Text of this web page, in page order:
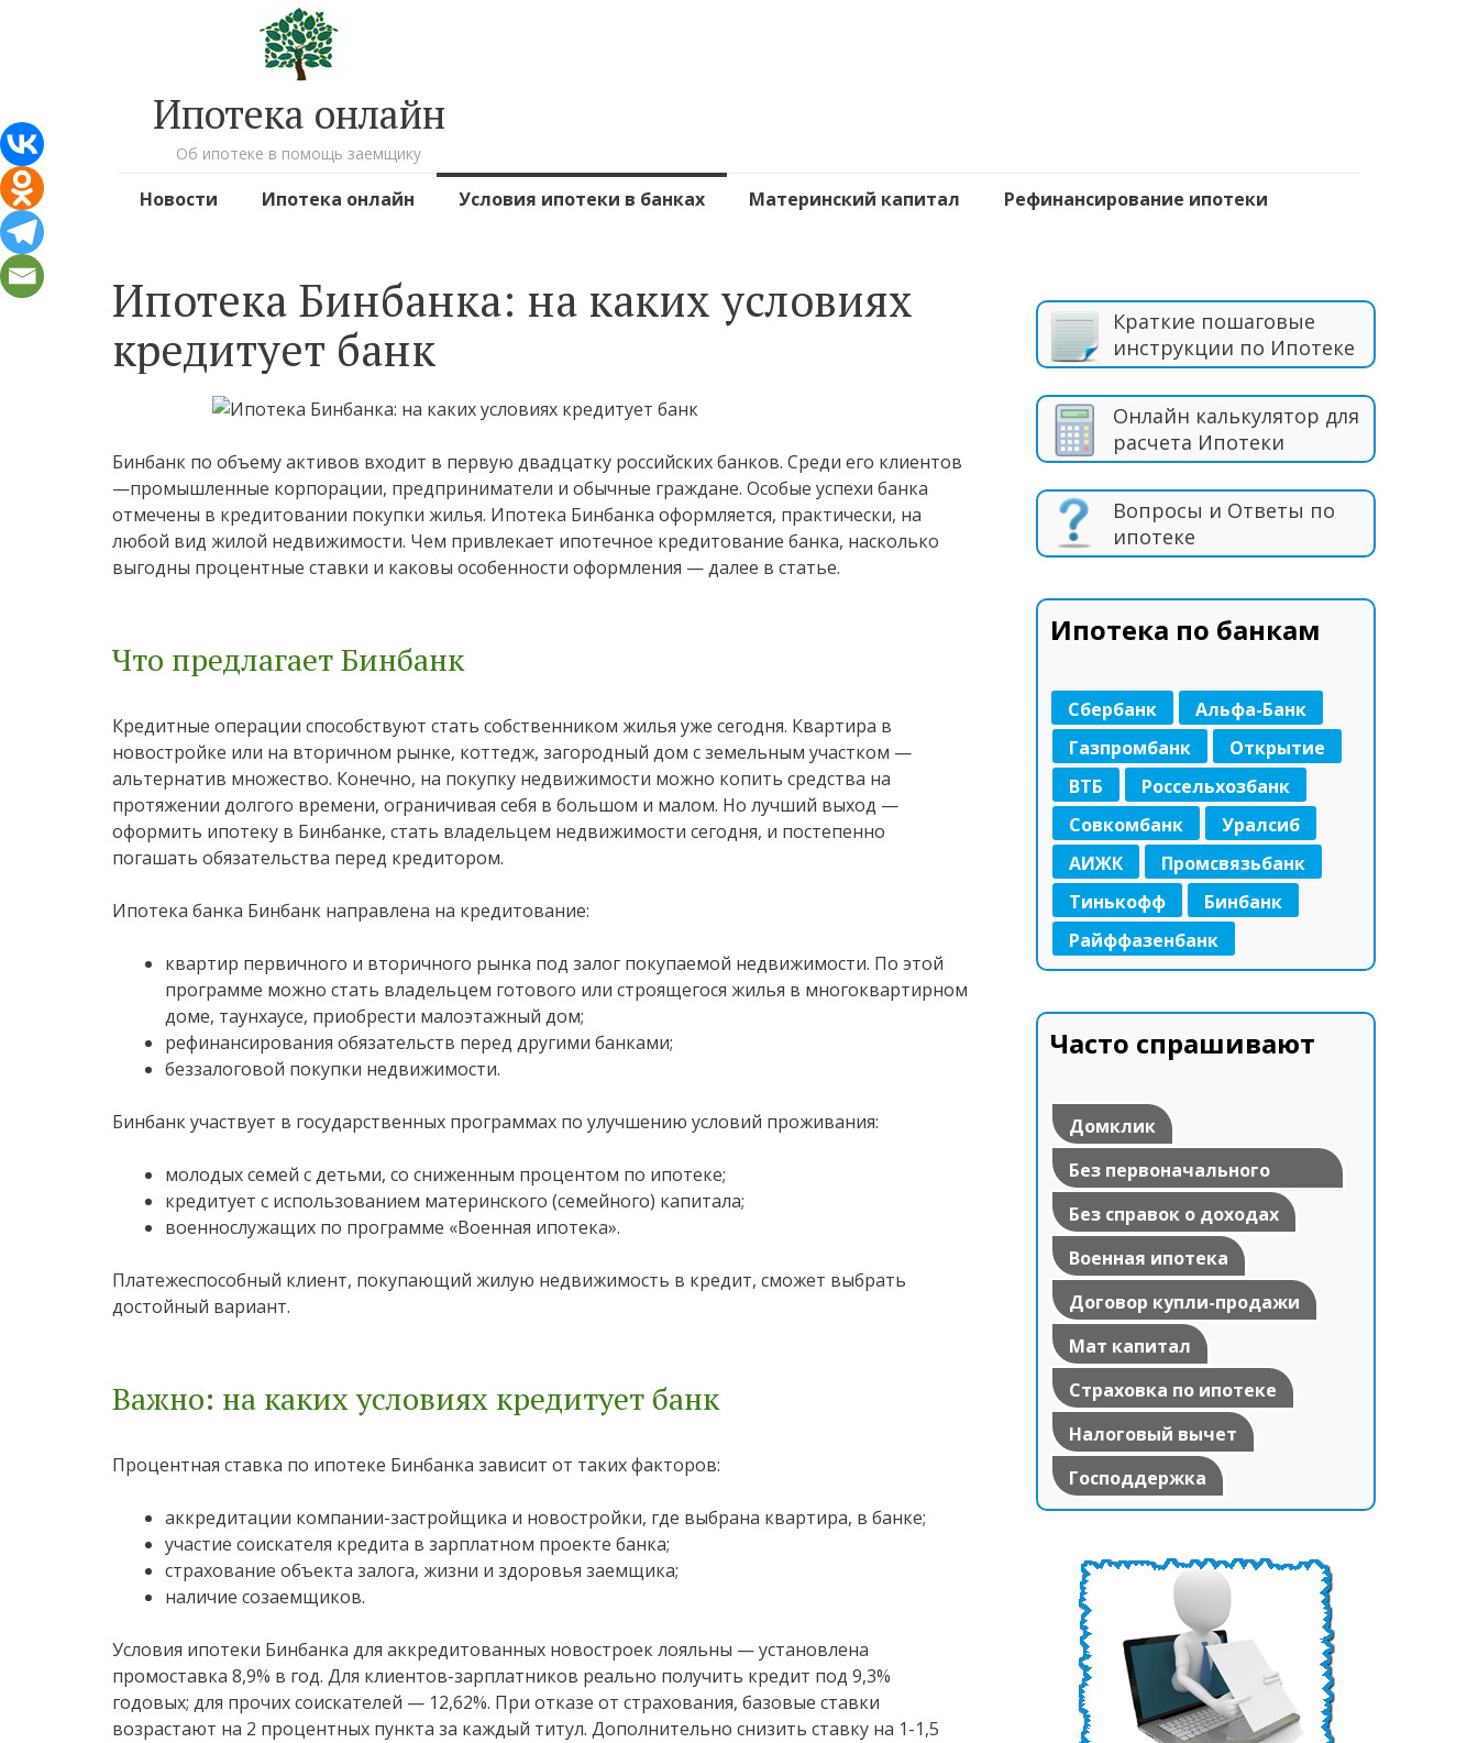
Ипотека онлайн
Об ипотеке в помощь заемщику
Перейти к содержимому
Новости Ипотека онлайн Условия ипотеки в банках Материнский капитал Рефинансирование ипотеки
Ипотека Бинбанка: на каких условиях
кредитует банк
Бинбанк по объему активов входит в первую двадцатку российских банков. Среди его клиентов
—промышленные корпорации, предприниматели и обычные граждане. Особые успехи банка
отмечены в кредитовании покупки жилья. Ипотека Бинбанка оформляется, практически, на
любой вид жилой недвижимости. Чем привлекает ипотечное кредитование банка, насколько
выгодны процентные ставки и каковы особенности оформления — далее в статье.
Что предлагает Бинбанк
Кредитные операции способствуют стать собственником жилья уже сегодня. Квартира в
новостройке или на вторичном рынке, коттедж, загородный дом с земельным участком —
альтернатив множество. Конечно, на покупку недвижимости можно копить средства на
протяжении долгого времени, ограничивая себя в большом и малом. Но лучший выход —
оформить ипотеку в Бинбанке, стать владельцем недвижимости сегодня, и постепенно
погашать обязательства перед кредитором.
Ипотека банка Бинбанк направлена на кредитование:
квартир первичного и вторичного рынка под залог покупаемой недвижимости. По этой
программе можно стать владельцем готового или строящегося жилья в многоквартирном
доме, таунхаусе, приобрести малоэтажный дом;
рефинансирования обязательств перед другими банками;
беззалоговой покупки недвижимости.
Бинбанк участвует в государственных программах по улучшению условий проживания:
молодых семей с детьми, со сниженным процентом по ипотеке;
кредитует с использованием материнского (семейного) капитала;
военнослужащих по программе «Военная ипотека».
Платежеспособный клиент, покупающий жилую недвижимость в кредит, сможет выбрать
достойный вариант.
Важно: на каких условиях кредитует банк
Процентная ставка по ипотеке Бинбанка зависит от таких факторов:
аккредитации компании-застройщика и новостройки, где выбрана квартира, в банке;
участие соискателя кредита в зарплатном проекте банка;
страхование объекта залога, жизни и здоровья заемщика;
наличие созаемщиков.
Условия ипотеки Бинбанка для аккредитованных новостроек лояльны — установлена
промоставка 8,9% в год. Для клиентов-зарплатников реально получить кредит под 9,3%
годовых; для прочих соискателей — 12,62%. При отказе от страхования, базовые ставки
возрастают на 2 процентных пункта за каждый титул. Дополнительно снизить ставку на 1-1,5
Краткие пошаговые
инструкции по Ипотеке
Онлайн калькулятор для
расчета Ипотеки
Вопросы и Ответы по
ипотеке
Ипотека по банкам
Сбербанк
Альфа-Банк
Газпромбанк
Открытие
ВТБ
Россельхозбанк
Совкомбанк
Уралсиб
АИЖК
Промсвязьбанк
Тинькофф
Бинбанк
Райффазенбанк
Часто спрашивают
Домклик
Без первоначального
взноса
Без справок о доходах
Военная ипотека
Договор купли-продажи
Мат капитал
Страховка по ипотеке
Налоговый вычет
Господдержка